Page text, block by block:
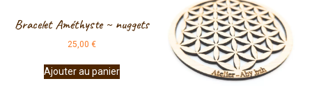
Bracelet Améthyste ~ nuggets
25,00 €
Ajouter au panier